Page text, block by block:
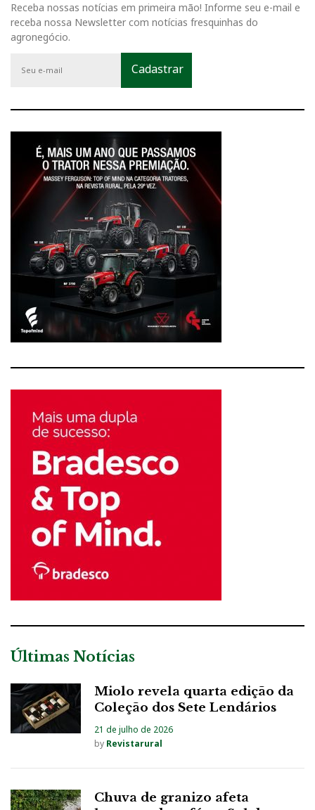
Receba nossas notícias em primeira mão! Informe seu e-mail e
receba nossa Newsletter com notícias fresquinhas do
agronegócio.
Últimas Notícias
Miolo revela quarta edição da
Coleção dos Sete Lendários
21 de julho de 2026
by Revistarural
Chuva de granizo afeta